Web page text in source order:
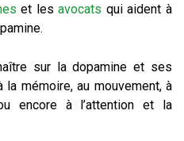
et lesavocats qui aident à
sur la dopamine et ses
mémoire, au mouvement, à
encore à l’attention et la